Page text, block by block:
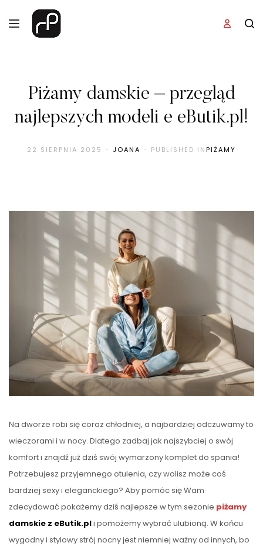
Piżamy damskie – przegląd
najlepszych modeli e eButik.pl!
22 SIERPNIA 2025 - JOANA - PUBLISHED INPIŻAMY
Na dworze robi się coraz chłodniej, a najbardziej odczuwamy to
wieczorami i w nocy. Dlatego zadbaj jak najszybciej o swój
komfort i znajdź już dziś swój wymarzony komplet do spania!
Potrzebujesz przyjemnego otulenia, czy wolisz może coś
bardziej sexy i eleganckiego? Aby pomóc się Wam
zdecydować pokażemy dziś najlepsze w tym sezonie piżamy
damskie z eButik.pli pomożemy wybrać ulubioną. W końcu
wygodny i stylowy strój nocny jest niemniej ważny od innych, bo